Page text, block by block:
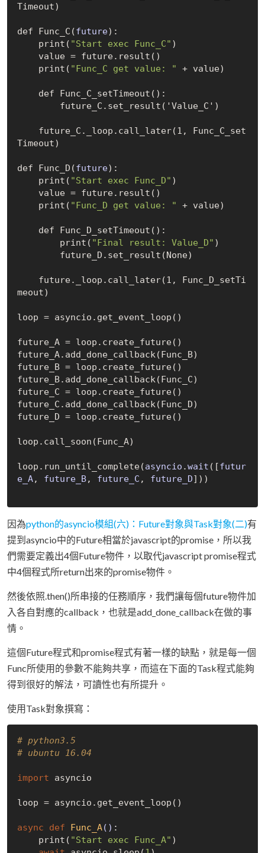
Timeout)
def Func_C(future) :
    print(
"Start exec Func_C" )
    value = future.result
()
    print(
"Func_C get value: " + value)
    def
Func_C_setTimeout() :
        future_C.set
_result('Value_C')
    future_C.
_loop . call _later(1, Func_C_set
Timeout)
def Func_D(future) :
    print(
"Start exec Func_D" )
    value = future.result
()
    print(
"Func_D get value: " + value)
    def
Func_D_setTimeout() :
        print(
"Final result: Value_D" )
        future_D.set
_result(None)
    future.
_loop . call _later(1, Func_D_setTi
meout)
loop = asyncio.get _event_loop()
future_A = loop.create_future()
future_A.add _done_callback(Func_B)
future_B = loop.create_future()
future_B.add _done_callback(Func_C)
future_C = loop.create_future()
future_C.add _done_callback(Func_D)
future_D = loop.create_future()
loop.call _soon(Func_A)
loop.run _until_complete(asyncio .wait ([futur
e_A, future_B, future_C , future_D]) )
因為python的asyncio模組(六)：Future對象與Task對象(二)有
提到asyncio中的Future相當於javascript的promise，所以我
們需要定義出4個Future物件，以取代javascript promise程式
中4個程式所return出來的promise物件。
然後依照.then()所串接的任務順序，我們讓每個future物件加
入各自對應的callback，也就是add_done_callback在做的事
情。
這個Future程式和promise程式有著一樣的缺點，就是每一個
Func所使用的參數不能夠共享，而這在下面的Task程式能夠
得到很好的解法，可讀性也有所提升。
使用Task對象撰寫：
# python3.5
# ubuntu 16.04
import asyncio
loop = asyncio.get_event_loop()
async def Func_A() :
    print(
"Start exec Func_A" )